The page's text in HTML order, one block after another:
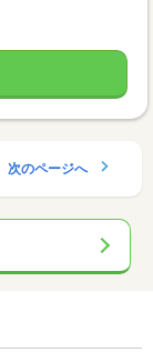
次のページへ